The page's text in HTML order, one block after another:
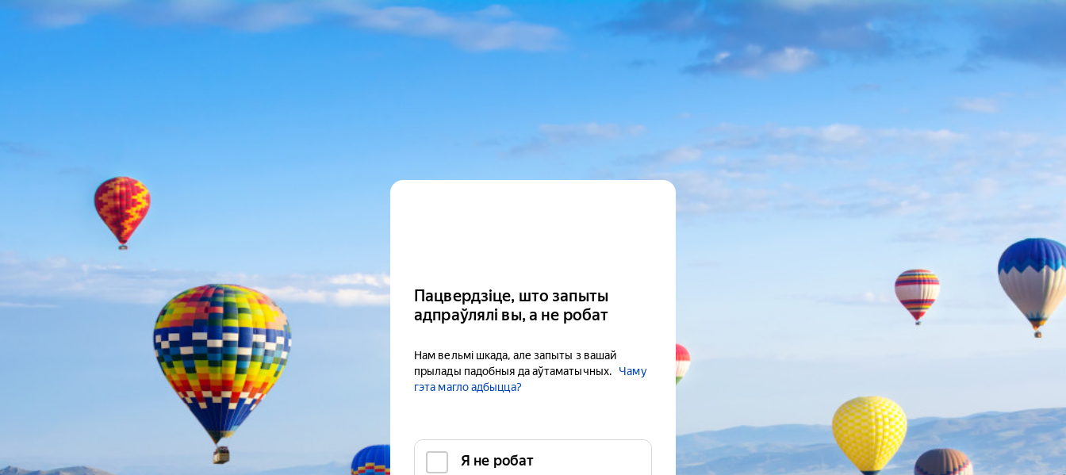
Пацвердзіце, што запыты
адпраўлялі вы, а не робат
Нам вельмі шкада, але запыты з вашай
прылады падобныя да аўтаматычных.
Чаму
гэта магло адбыцца?
Я не робат